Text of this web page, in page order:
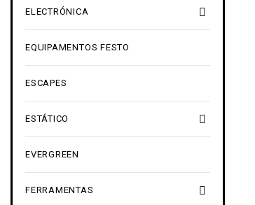

ELECTRÓNICA
EQUIPAMENTOS FESTO
ESCAPES

ESTÁTICO
EVERGREEN

FERRAMENTAS